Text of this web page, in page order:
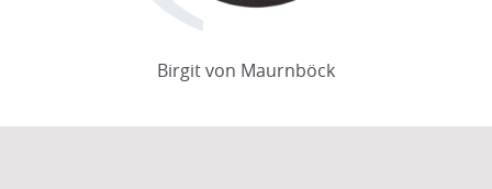
Birgit von Maurnböck